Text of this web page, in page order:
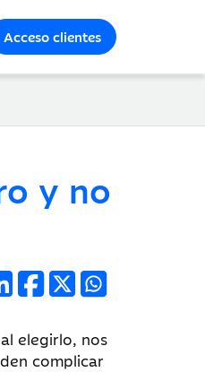
Acceso clientes
y no
elegirlo, nos
complicar